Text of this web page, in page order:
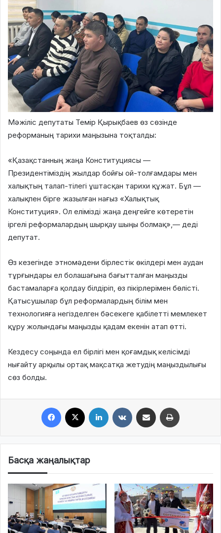
Мәжіліс депутаты Темір Қырықбаев өз сөзінде
реформаның тарихи маңызына тоқталды:
«Қазақстанның жаңа Конституциясы —
Президентіміздің жылдар бойғы ой-толғамдары мен
халықтың талап-тілегі ұштасқан тарихи құжат. Бұл —
халықпен бірге жазылған нағыз «Халықтық
Конституция». Ол елімізді жаңа деңгейге көтеретін
іргелі реформалардың шырқау шыңы болмақ»,— деді
депутат.
Өз кезегінде этномәдени бірлестік өкілдері мен аудан
тұрғындары ел болашағына бағытталған маңызды
бастамаларға қолдау білдіріп, өз пікірлерімен бөлісті.
Қатысушылар бұл реформалардың білім мен
технологияға негізделген бәсекеге қабілетті мемлекет
құру жолындағы маңызды қадам екенін атап өтті.
Кездесу соңында ел бірлігі мен қоғамдық келісімді
нығайту арқылы ортақ мақсатқа жетудің маңыздылығы
сөз болды.
Басқа жаңалықтар